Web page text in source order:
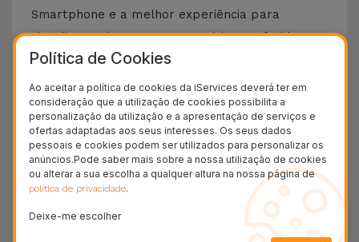
Smartphone e a melhor experiência para
visualizar todos os seus conteúdos preferidos.
Esta Película é compatível com vários modelos
Apple desde o iPhone 5 até aos mais recentes,
como oiPhone 15 Pro Maxou oiPhone 16.
Como colocar uma Película iPhone?
Colocar uma película de iPhone é bastante
simples. Na iServices, as nossas
películas de
vidropara iPhone possuem um kit que torna
Política de Cookies
Ao aceitar a política de cookies da iServices deverá ter em
consideração que a utilização de cookies possibilita a
personalização da utilização e a apresentação de serviços e
ofertas adaptadas aos seus interesses. Os seus dados
pessoais e cookies podem ser utilizados para personalizar os
anúncios.Pode saber mais sobre a nossa utilização de cookies
ou alterar a sua escolha a qualquer altura na nossa página de
política de privacidade.
Deixe-me escolher